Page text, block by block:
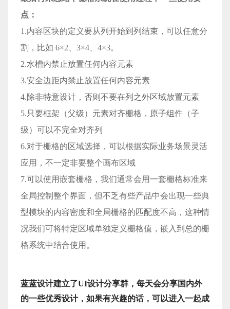
点：
1.内容区块的定义要从列开始到列结束，可以任意分
割，比如 6×2、3×4、4×3。
2.水槽内禁止放置任何内容元素
3.安全边距内禁止放置任何内容元素
4.除非特意设计，否则不要在列之外区域放置元素
5.只要框架（父级）元素对齐栅格，原子组件（子
级）可以不完全对齐列
6.对于栅格的区域选择，可以根据实际业务场景灵活
应用，不一定非要整个画布区域
7.可以使用嵌套栅格，我们通常会用一套栅格标准来
全局控制整个界面，但不乏有些产品中会出现一些典
型模块的内容密度和全局栅格的匹配度不高，这种情
况我们可将特定区域单独定义栅格值，嵌入到总的栅
格系统中结合使用。
蓝蓝设计建立了UI设计分享群，每天会分享国内外
的一些优秀设计，如果有兴趣的话，可以进入一起成